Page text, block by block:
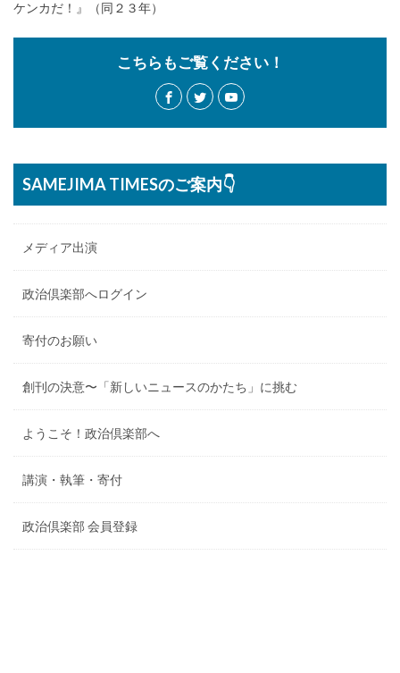
ケンカだ！』（同２３年）
こちらもご覧ください！
SAMEJIMA TIMESのご案内👇
メディア出演
政治倶楽部へログイン
寄付のお願い
創刊の決意〜「新しいニュースのかたち」に挑む
ようこそ！政治倶楽部へ
講演・執筆・寄付
政治倶楽部 会員登録